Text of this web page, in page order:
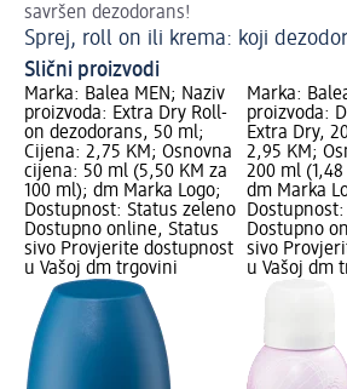
savršen dezodorans!
Sprej, roll on ili krema: koji
Slični proizvodi
Marka: Balea MEN; Naziv
proizvoda: Extra Dry Roll-
on dezodorans, 50 ml;
Cijena: 2,75 KM; Osnovna
cijena: 50 ml (5,50 KM za
100 ml); dm Marka Logo;
Dostupnost: Status zeleno
Dostupno online, Status
sivo Provjerite dostupnost
u Vašoj dm trgovini
Marka:
proizvoda:
Extra Dry,
2,95 KM;
200 ml
dm Marka
Dostupno
sivo
u Vašoj dm